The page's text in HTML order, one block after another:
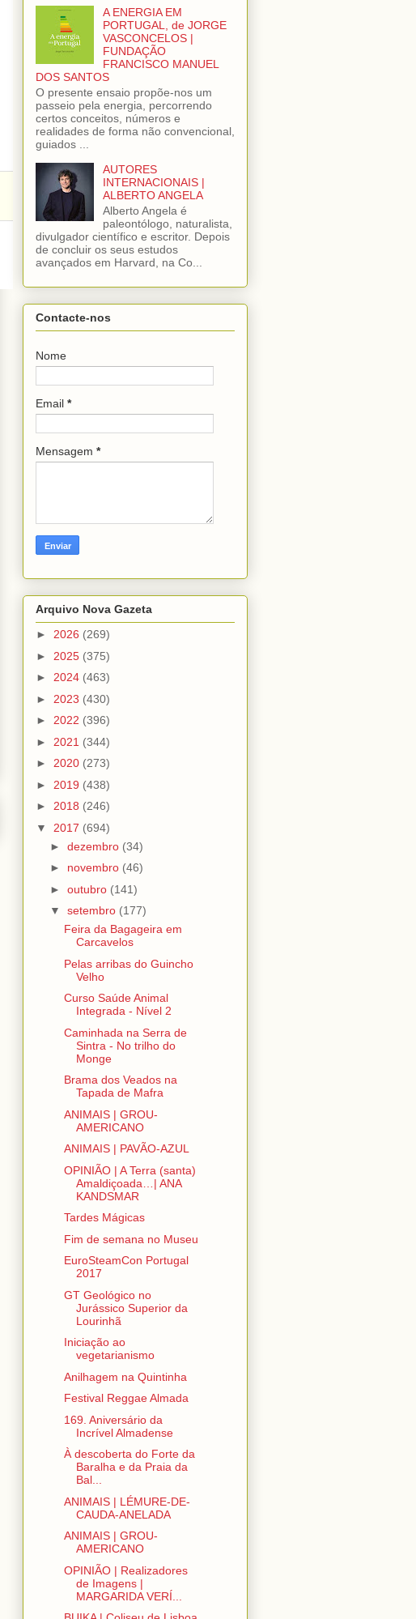
A ENERGIA EM
PORTUGAL, de JORGE
VASCONCELOS |
FUNDAÇÃO
FRANCISCO MANUEL
DOS SANTOS
O presente ensaio propõe-nos um
passeio pela energia, percorrendo
certos conceitos, números e
realidades de forma não convencional,
guiados ...
AUTORES
INTERNACIONAIS |
ALBERTO ANGELA
Alberto Angela é
paleontólogo, naturalista,
divulgador científico e escritor. Depois
de concluir os seus estudos
avançados em Harvard, na Co...
Contacte-nos
Nome
Email *
Mensagem *
Arquivo Nova Gazeta
► 2026 (269)
► 2025 (375)
► 2024 (463)
► 2023 (430)
► 2022 (396)
► 2021 (344)
► 2020 (273)
► 2019 (438)
► 2018 (246)
▼ 2017 (694)
► dezembro (34)
► novembro (46)
► outubro (141)
▼ setembro (177)
Feira da Bagageira em
Carcavelos
Pelas arribas do Guincho
Velho
Curso Saúde Animal
Integrada - Nível 2
Caminhada na Serra de
Sintra - No trilho do
Monge
Brama dos Veados na
Tapada de Mafra
ANIMAIS | GROU-
AMERICANO
ANIMAIS | PAVÃO-AZUL
OPINIÃO | A Terra (santa)
Amaldiçoada…| ANA
KANDSMAR
Tardes Mágicas
Fim de semana no Museu
EuroSteamCon Portugal
2017
GT Geológico no
Jurássico Superior da
Lourinhã
Iniciação ao
vegetarianismo
Anilhagem na Quintinha
Festival Reggae Almada
169. Aniversário da
Incrível Almadense
À descoberta do Forte da
Baralha e da Praia da
Bal...
ANIMAIS | LÉMURE-DE-
CAUDA-ANELADA
ANIMAIS | GROU-
AMERICANO
OPINIÃO | Realizadores
de Imagens |
MARGARIDA VERÍ...